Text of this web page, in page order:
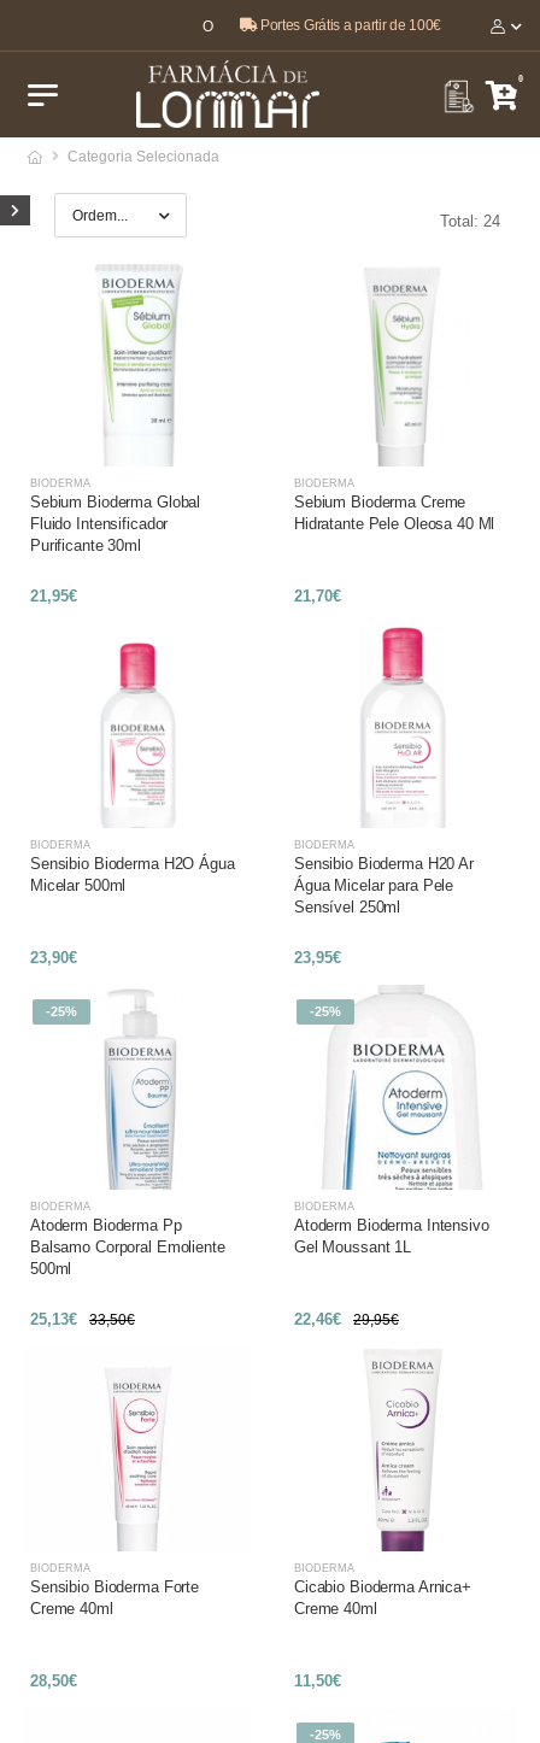
O melhor, pela sua saúde e bem-estar 🤍
Portes Grátis a partir de 100€
0
Categoria Selecionada
Total: 24
BIODERMA
Sebium Bioderma Global
Fluido Intensificador
Purificante 30ml
21,95€
BIODERMA
Sebium Bioderma Creme
Hidratante Pele Oleosa 40 Ml
21,70€
BIODERMA
Sensibio Bioderma H2O Água
Micelar 500ml
23,90€
BIODERMA
Sensibio Bioderma H20 Ar
Água Micelar para Pele
Sensível 250ml
23,95€
-25%
BIODERMA
Atoderm Bioderma Pp
Balsamo Corporal Emoliente
500ml
25,13€ 33,50€
-25%
BIODERMA
Atoderm Bioderma Intensivo
Gel Moussant 1L
22,46€ 29,95€
BIODERMA
Sensibio Bioderma Forte
Creme 40ml
28,50€
BIODERMA
Cicabio Bioderma Arnica+
Creme 40ml
11,50€
-25%